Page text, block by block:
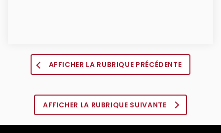
AFFICHER LA RUBRIQUE PRÉCÉDENTE
AFFICHER LA RUBRIQUE SUIVANTE